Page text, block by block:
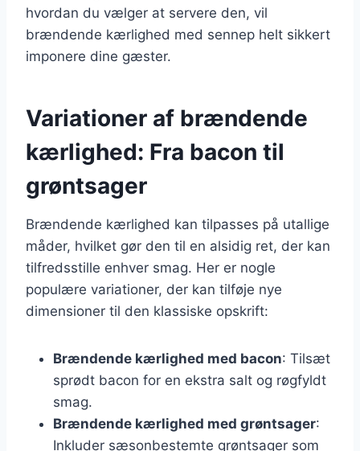
hvordan du vælger at servere den, vil
brændende kærlighed med sennep helt sikkert
imponere dine gæster.
Variationer af brændende
kærlighed: Fra bacon til
grøntsager
Brændende kærlighed kan tilpasses på utallige
måder, hvilket gør den til en alsidig ret, der kan
tilfredsstille enhver smag. Her er nogle
populære variationer, der kan tilføje nye
dimensioner til den klassiske opskrift:
Brændende kærlighed med bacon: Tilsæt
sprødt bacon for en ekstra salt og røgfyldt
smag.
Brændende kærlighed med grøntsager:
Inkluder sæsonbestemte grøntsager som